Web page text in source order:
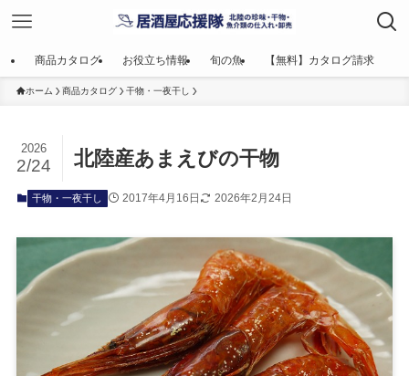
商品カタログ お役立ち情報 旬の魚 【無料】カタログ請求
ホーム 商品カタログ 干物・一夜干し
北陸産あまえびの干物
2026
2/24
干物・一夜干し 2017年4月16日 2026年2月24日